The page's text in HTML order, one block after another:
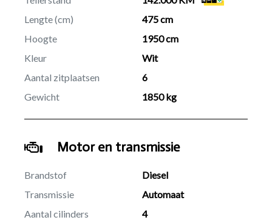
Lengte (cm)
475 cm
Hoogte
1950 cm
Kleur
Wit
Aantal zitplaatsen
6
Gewicht
1850 kg
Motor en transmissie
Brandstof
Diesel
Transmissie
Automaat
Aantal cilinders
4